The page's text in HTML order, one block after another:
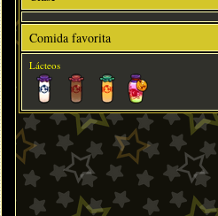
Comida favorita
Lácteos